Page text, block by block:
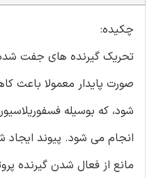
چکیده:
صورت پایدار معمولا